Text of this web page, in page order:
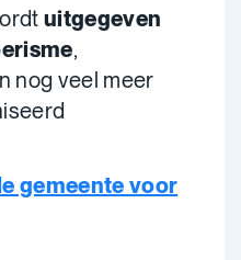
uitgegeven
,
nog veel meer
gemeente voor